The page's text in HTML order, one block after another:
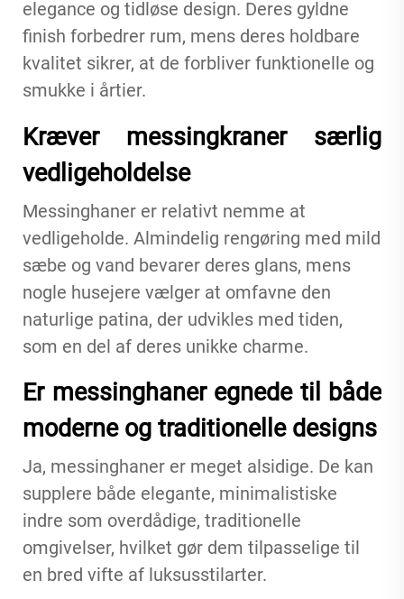
elegance og tidløse design. Deres gyldne
finish forbedrer rum, mens deres holdbare
kvalitet sikrer, at de forbliver funktionelle og
smukke i årtier.
Kræver messingkraner særlig
vedligeholdelse
Messinghaner er relativt nemme at
vedligeholde. Almindelig rengøring med mild
sæbe og vand bevarer deres glans, mens
nogle husejere vælger at omfavne den
naturlige patina, der udvikles med tiden,
som en del af deres unikke charme.
Er messinghaner egnede til både
moderne og traditionelle designs
Ja, messinghaner er meget alsidige. De kan
supplere både elegante, minimalistiske
indre som overdådige, traditionelle
omgivelser, hvilket gør dem tilpasselige til
en bred vifte af luksusstilarter.